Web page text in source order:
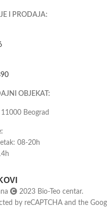
I PRODAJA:
OBJEKAT:
11000 Beograd
08-20h
2023 Bio-Teo centar.
by reCAPTCHA and the